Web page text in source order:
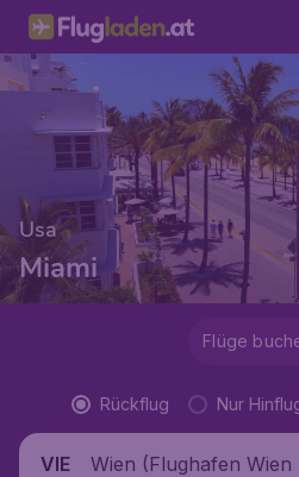
Usa
Miami
Flüge
Rückflug Nur
VIE
Wien (Flughafen